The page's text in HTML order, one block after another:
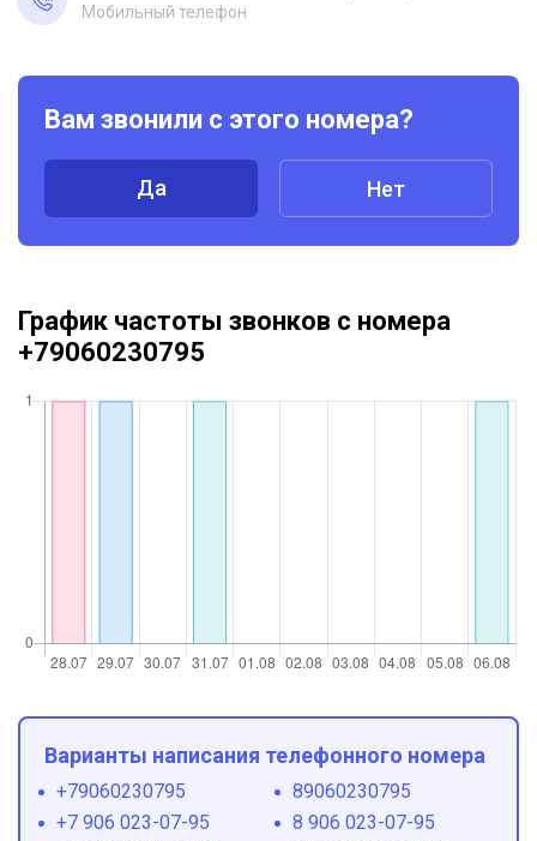
Мобильный телефон
Вам звонили с этого номера?
Да Нет
График частоты звонков с номера
+79060230795
Варианты написания телефонного номера
+79060230795
89060230795
+7 906 023-07-95
8 906 023-07-95